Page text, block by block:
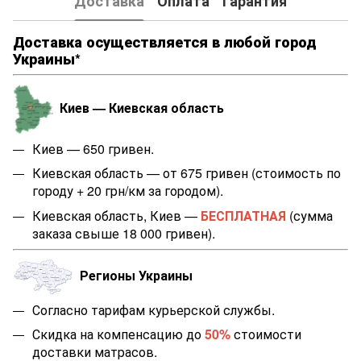
Доставка осуществляется в любой город
Украины*
Киев — Киевская область
Киев — 650 гривен.
Киевская область — от 675 гривен (стоимость по
городу + 20 грн/км за городом).
Киевская область, Киев — БЕСПЛАТНАЯ (сумма
заказа свыше 18 000 гривен).
Регионы Украины
Согласно тарифам курьерской службы.
Скидка на компенсацию до50%стоимости
доставки матрасов.